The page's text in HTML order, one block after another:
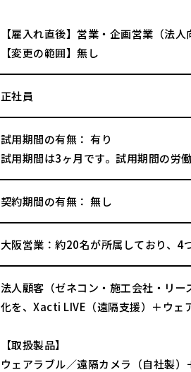
【雇入れ直後】営業・企画営業（法
【変更の範囲】無し
正社員
試用期間の有無： 有り
試用期間は3ヶ月です。試用期間の労
契約期間の有無： 無し
大阪営業：約20名が所属しており、4
法人顧客（ゼネコン・施工会社・リ
化を、Xacti LIVE（遠隔支援）＋ウェ
【取扱製品】
ウェアラブル／遠隔カメラ（自社製